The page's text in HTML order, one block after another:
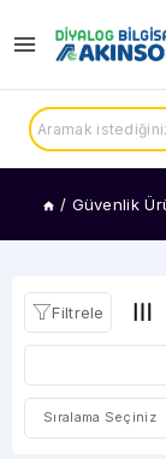
/ Güvenlik
Kameralar
Solar
Kameralar
Kameralar
Termal
FİYAT
Filtrele